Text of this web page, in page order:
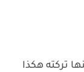
تركته هكذا